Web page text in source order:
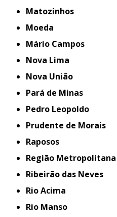
Matozinhos
Moeda
Mário Campos
Nova Lima
Nova União
Pará de Minas
Pedro Leopoldo
Prudente de Morais
Raposos
Região
Ribeirão das Neves
Rio Acima
Rio Manso